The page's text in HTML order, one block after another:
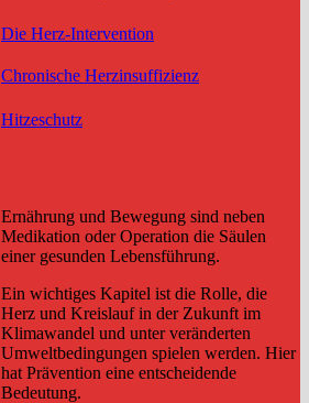
Die Herz-Intervention
Chronische Herzinsuffizienz
Hitzeschutz
Ernährung und Bewegung sind neben
Medikation oder Operation die Säulen
einer gesunden Lebensführung.
Ein wichtiges Kapitel ist die Rolle, die
Herz und Kreislauf in der Zukunft im
Klimawandel und unter veränderten
Umweltbedingungen spielen werden. Hier
hat Prävention eine entscheidende
Bedeutung.